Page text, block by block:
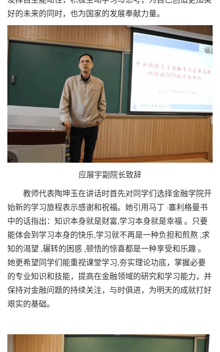
好的未来的同时，也为国家的发展奉献力量。
应展宇副院长致辞
教师代表陶坤玉在讲话时首先对同学们选择金融学院开
始新的学习旅程表示感谢和祝福。她引用马丁 ·塞利格曼书
中的话指出：知识本身就是财富,学习本身就是幸福 。只要
能体会到学习本身的快乐,学习就不再是一种负担和煎熬 ,求
知的渴望 ,辗转的困惑 ,顿悟的惊喜都是一种享受和乐趣 。
她更希望同学们能重视课堂学习,夯实理论功底，掌握必要
的专业知识和技能，提高在金融领域的研究和学习能力，并
保持对金融问题的持续关注，与时俱进，为明天的成就打好
艰实的基础。